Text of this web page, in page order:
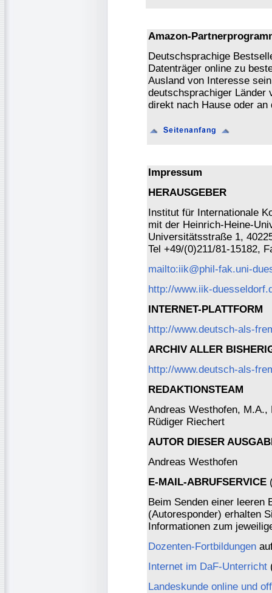
Amazon-
Deutschsprachige
Datenträger online zu
Ausland von Interesse
deutschsprachiger Länder
direkt nach Hause oder
Impressum
HERAUSGEBER
Institut für Internationale
mit der Heinrich-Heine-
Universitätsstraße 1,
Tel +49/(0)211/81-15182,
mailto:iik@phil-fak.uni-
http://www.iik-
INTERNET-PLATTFORM
http://www.deutsch-als-
ARCHIV ALLER
http://www.deutsch-als-
REDAKTIONSTEAM
Andreas Westhofen, M.A.,
Rüdiger Riechert
AUTOR DIESER
Andreas Westhofen
E-MAIL-ABRUFSERVICE
Beim Senden einer leeren
(Autoresponder) erhalten
Informationen zum
Dozenten-Fortbildungen
Internet im DaF-Unterricht
Landeskunde online und